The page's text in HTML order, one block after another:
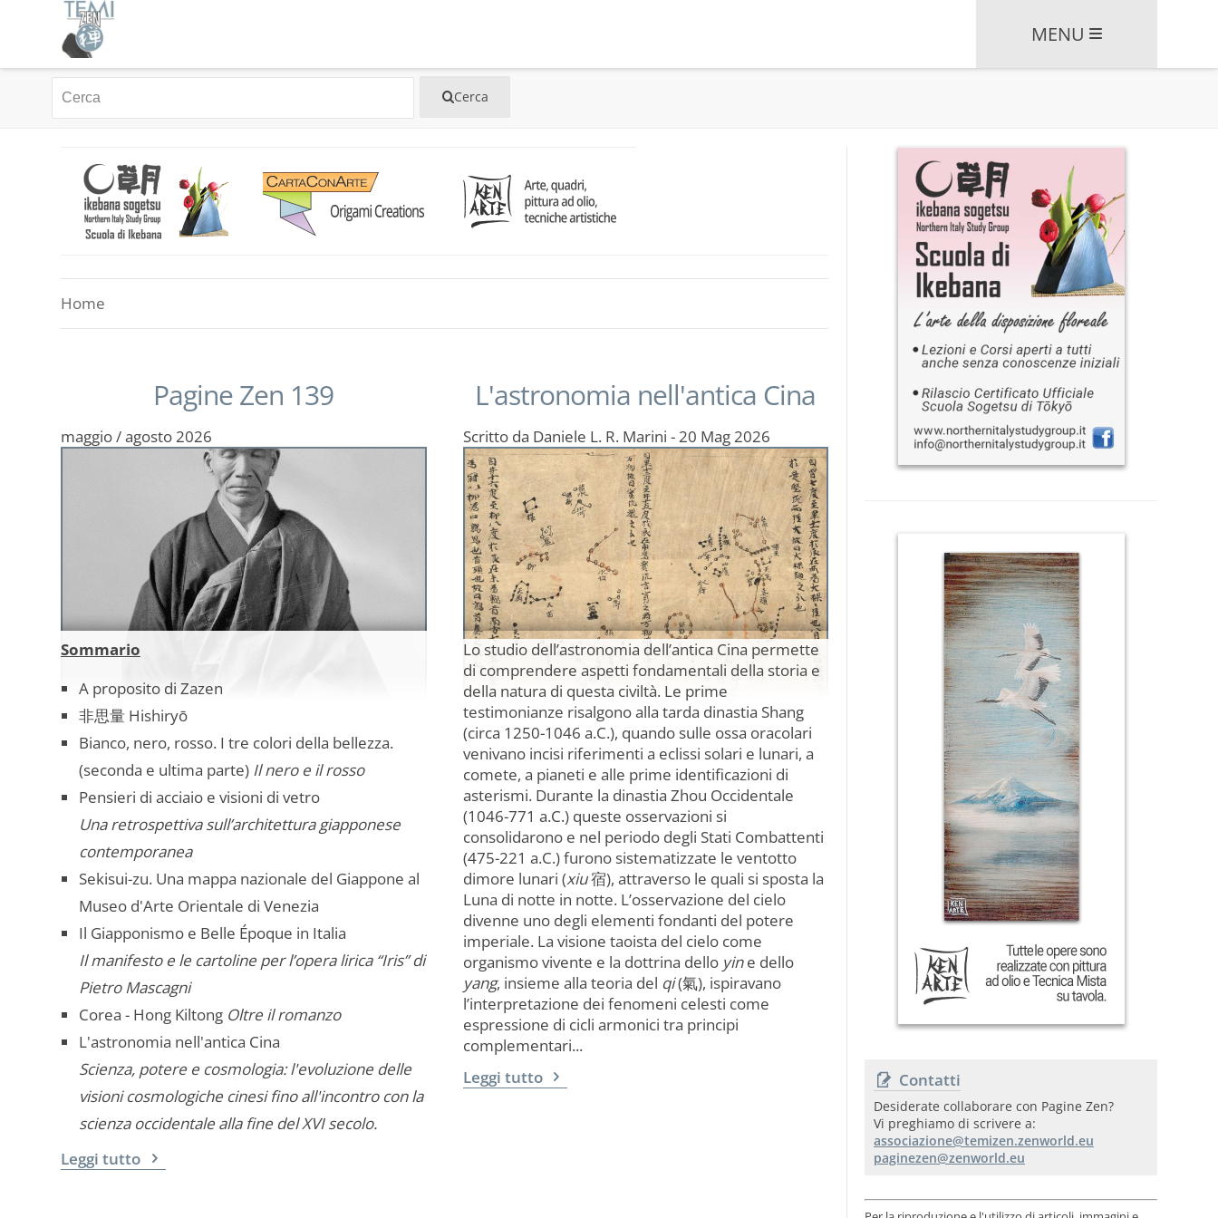
MENU
Home
Pagine Zen 139
maggio / agosto 2026
Sommario
A proposito di Zazen
非思量 Hishiryō
Bianco, nero, rosso. I tre colori della bellezza.
(seconda e ultima parte) Il nero e il rosso
Pensieri di acciaio e visioni di vetro
Una retrospettiva sull’architettura giapponese
contemporanea
Sekisui-zu. Una mappa nazionale del Giappone al
Museo d'Arte Orientale di Venezia
Il Giapponismo e Belle Époque in Italia
Il manifesto e le cartoline per l’opera lirica “Iris” di
Pietro Mascagni
Corea - Hong Kiltong Oltre il romanzo
L'astronomia nell'antica Cina
Scienza, potere e cosmologia: l'evoluzione delle
visioni cosmologiche cinesi fino all'incontro con la
scienza occidentale alla fine del XVI secolo.
Leggi tutto
L'astronomia nell'antica Cina
Scritto da Daniele L. R. Marini -20 Mag 2026
Lo studio dell’astronomia dell’antica Cina permette
di comprendere aspetti fondamentali della storia e
della natura di questa civiltà. Le prime
testimonianze risalgono alla tarda dinastia Shang
(circa 1250-1046 a.C.), quando sulle ossa oracolari
venivano incisi riferimenti a eclissi solari e lunari, a
comete, a pianeti e alle prime identificazioni di
asterismi. Durante la dinastia Zhou Occidentale
(1046-771 a.C.) queste osservazioni si
consolidarono e nel periodo degli Stati Combattenti
(475-221 a.C.) furono sistematizzate le ventotto
dimore lunari (xiu宿), attraverso le quali si sposta la
Luna di notte in notte. L’osservazione del cielo
divenne uno degli elementi fondanti del potere
imperiale. La visione taoista del cielo come
organismo vivente e la dottrina dello yine dello
yang, insieme alla teoria del qi(氣), ispiravano
l’interpretazione dei fenomeni celesti come
espressione di cicli armonici tra principi
complementari...
Leggi tutto
Contatti
Desiderate collaborare con Pagine Zen?
Vi preghiamo di scrivere a: